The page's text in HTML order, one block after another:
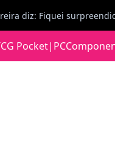
Estou seriamente com
Pocket|